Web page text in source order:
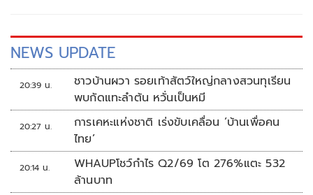
NEWS UPDATE
20:39 น.
ชาวบ้านผวา รอยเท้าสัตว์ใหญ่กลางสวนทุเรียน
พบกัดแทะลำต้น หวั่นเป็นหมี
20:27 น.
การเคหะแห่งชาติ เร่งขับเคลื่อน ‘บ้านเพื่อคน
ไทย’
20:14 น.
WHAUPโชว์กำไร Q2/69 โต 276%แตะ 532
ล้านบาท